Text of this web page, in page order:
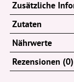
Zusätzliche
Zutaten
Nährwerte
Rezensionen (0)